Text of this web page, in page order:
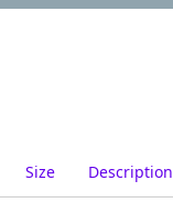
Size Description